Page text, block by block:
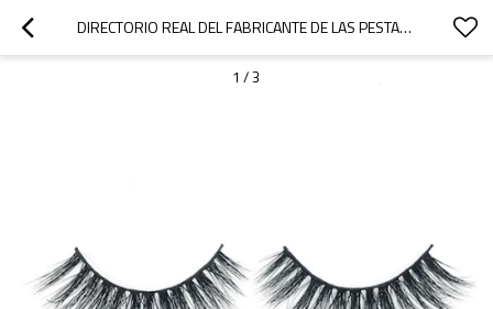
DIRECTORIO REAL DEL FABRICANTE DE LAS PESTAÑAS INDIVIDUALES DEL CABELLO HUMANO REAL CON LA CAJA DE MÁRMOL DE LA PESTAÑA
1 /3